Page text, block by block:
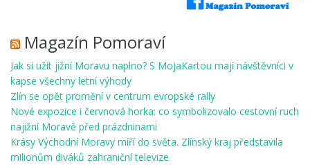
Magazín Pomoraví
Jak si užít jižní Moravu naplno? S MojaKartou mají návštěvníci v
kapse všechny letní výhody
Zlín se opět promění v centrum evropské rally
Nové expozice i červnová horka: co symbolizovalo cestovní ruch
najižní Moravě před prázdninami
Krásy Východní Moravy míří do světa. Zlínský kraj představila
milionům diváků zahraniční televize